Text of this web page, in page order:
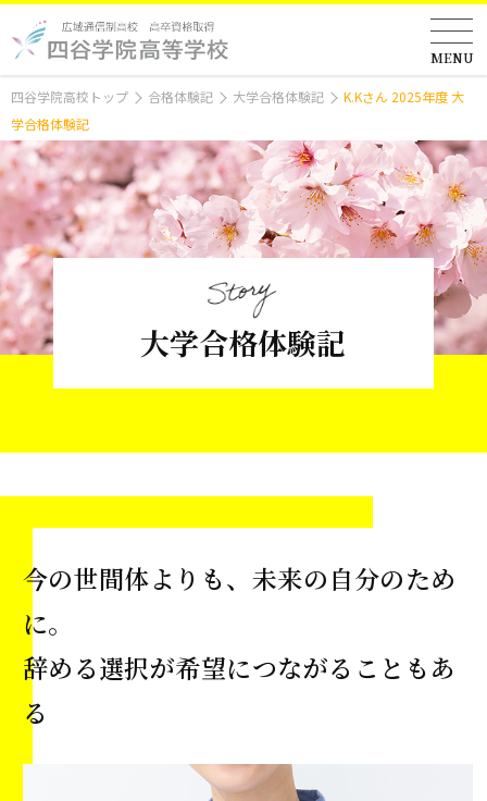
MENU
四谷学院高校トップ 合格体験記 大学合格体験記
K.Kさん 2025年度 大
学合格体験記
大学合格体験記
今の世間体よりも、未来の自分のため
に。
辞める選択が希望につながることもあ
る